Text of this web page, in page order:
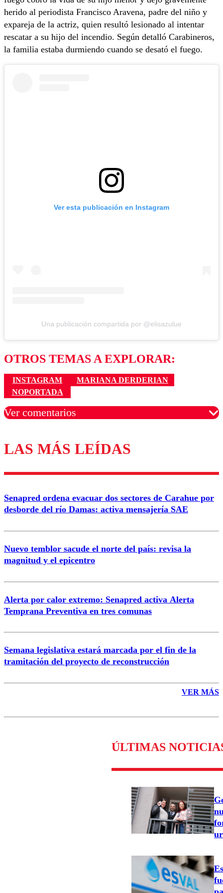
herido al periodista Francisco Aravena, padre del niño y
expareja de la actriz, quien resultó lesionado al intentar
rescatar a su hijo del incendio. Según detalló Carabineros,
la familia estaba durmiendo cuando se desató el fuego.
Ver esta publicación en Instagram
Una publicación compartida por @elisazulue
OTROS TEMAS A EXPLORAR:
INSTAGRAM
MARIANA DERDERIAN
NOPORTADA
Ver comentarios
Los comentarios son moderados para garantizar un
diálogo respetuoso.
Correo
LAS MÁS LEÍDAS
Senapred ordena evacuar dos sectores de Carahue por
desborde del río Damas: activa mensajería SAE
Nuevo temblor sacude el norte del país: revisa la
magnitud y el epicentro
Alerta por calor extremo: Senapred activa Alerta
Temprana Preventiva en tres comunas
Semana legislativa estará marcada por el fin de la
tramitación del proyecto de reconstrucción
VER MÁS
ÚLTIMAS